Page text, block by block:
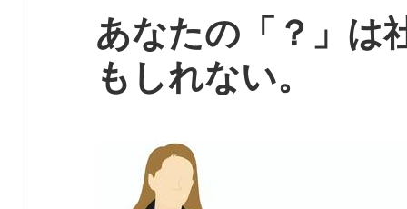
あなたの「？」は
もしれない。